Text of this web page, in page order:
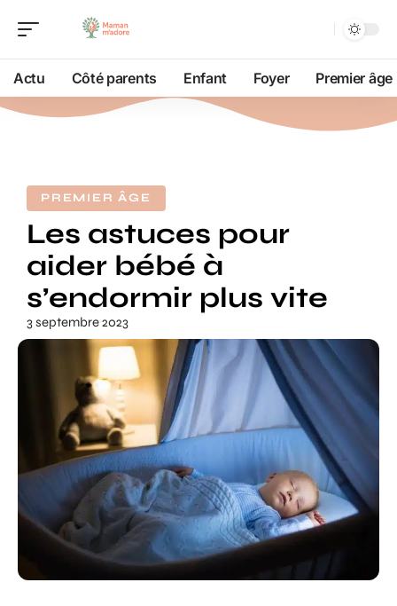
Actu Côté parents Enfant Foyer Premier âge
PREMIER ÂGE
Les astuces pour
aider bébé à
s’endormir plus vite
3 septembre 2023